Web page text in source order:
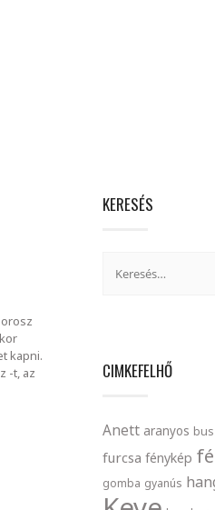
kapni.
-t, az
KERESÉS
CIMKEFELHŐ
Anett aranyos
furcsa fénykép
gomba gyanús